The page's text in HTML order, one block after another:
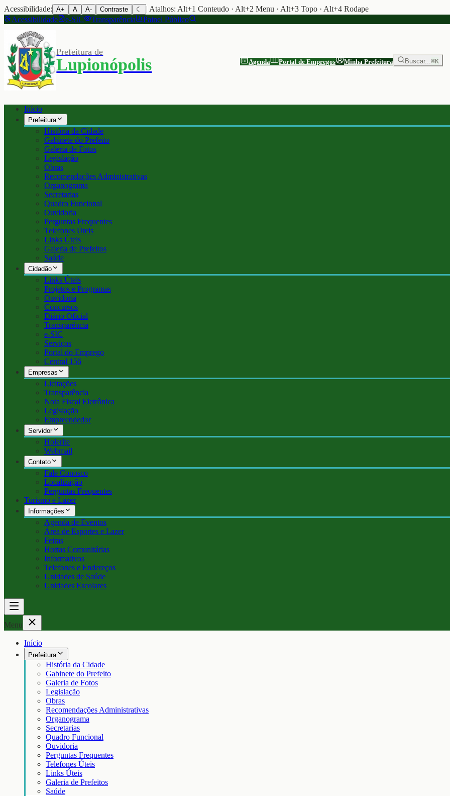
Acessibilidade: A+ A A- Contraste ☾
| Atalhos: Alt+1 Conteudo · Alt+2 Menu · Alt+3 Topo · Alt+4 Rodape
Acessibilidade
e-SIC Transparência Painel Público
Prefeitura de
Lupionópolis Agenda Portal de Empregos Minha Prefeitura Buscar...⌘K
Início
Prefeitura
História da Cidade
Gabinete do Prefeito
Galeria de Fotos
Legislação
Obras
Recomendações Administrativas
Organograma
Secretarias
Quadro Funcional
Ouvidoria
Perguntas Frequentes
Telefones Úteis
Links Úteis
Galeria de Prefeitos
Saúde
Cidadão
Links Úteis
Projetos e Programas
Ouvidoria
Concursos
Diário Oficial
Transparência
e-SIC
Serviços
Portal do Emprego
Central 156
Empresas
Licitações
Transparência
Nota Fiscal Eletrônica
Legislação
Empreendedor
Servidor
Holerite
Webmail
Contato
Fale Conosco
Localização
Perguntas Frequentes
Turismo e Lazer
Informações
Agenda de Eventos
Área de Esportes e Lazer
Feiras
Hortas Comunitárias
Informativos
Telefones e Endereços
Unidades de Saúde
Unidades Escolares
Menu
Início
Prefeitura
História da Cidade
Gabinete do Prefeito
Galeria de Fotos
Legislação
Obras
Recomendações Administrativas
Organograma
Secretarias
Quadro Funcional
Ouvidoria
Perguntas Frequentes
Telefones Úteis
Links Úteis
Galeria de Prefeitos
Saúde